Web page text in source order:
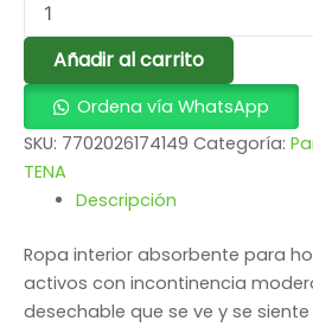
Añadir al carrito
Ordena vía WhatsApp
SKU: 7702026174149 Categoría:
TENA
Descripción
Ropa interior absorbente para
activos con incontinencia
desechable que se ve y se